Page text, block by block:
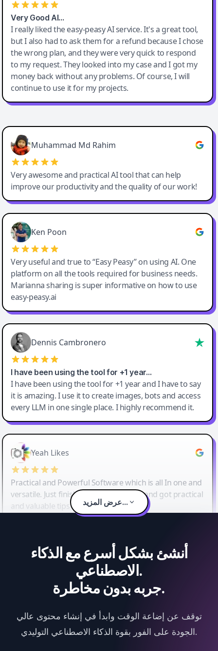
Very Good AI…
I really liked the easy-peasy AI service. It's a great tool,
but I also had to ask them for a refund because I chose
the wrong plan, and they were very quick to respond
to my request. They looked into my case and I got my
money back without any problems. Of course, I will
continue to use it for my projects.
Easy-Peasy AI
Muhammad Md Rahim
Very awesome and practical AI tool that can help
improve our productivity and the quality of our work!
Ken Poon
Very useful and true to “Easy Peasy” on using AI. One
platform on all the tools required for business needs.
Marianna sharing is super informative on how to use
easy-peasy.ai
Dennis Cambronero
I have been using the tool for +1 year…
I have been using the tool for +1 year and I have to say
it is amazing. I use it to create images, bots and access
every LLM in one single place. I highly recommend it.
Yeah Likes
Practical and Powerful Software which is all In one and
versatile. Just finished their workshop and got practical
and valuable tips and tricks.
عرض المزيد...
أنشئ بشكل أسرع مع الذكاء
الاصطناعي.
جربه بدون مخاطرة.
توقف عن إضاعة الوقت وابدأ في إنشاء محتوى عالي
الجودة على الفور بقوة الذكاء الاصطناعي التوليدي.